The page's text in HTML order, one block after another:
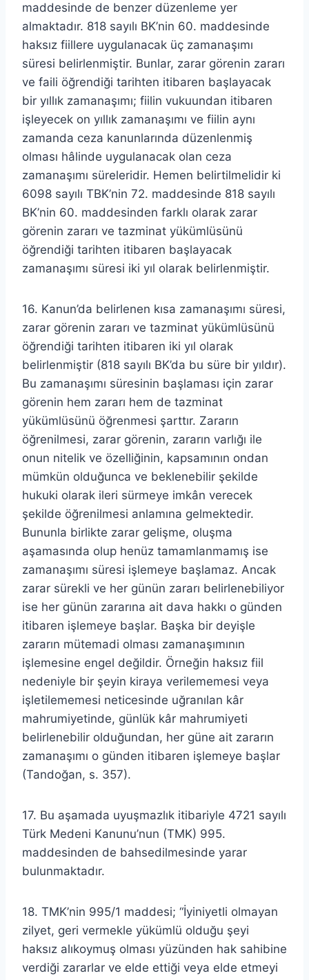
maddesinde de benzer düzenleme yer
almaktadır. 818 sayılı BK’nin 60. maddesinde
haksız fiillere uygulanacak üç zamanaşımı
süresi belirlenmiştir. Bunlar, zarar görenin zararı
ve faili öğrendiği tarihten itibaren başlayacak
bir yıllık zamanaşımı; fiilin vukuundan itibaren
işleyecek on yıllık zamanaşımı ve fiilin aynı
zamanda ceza kanunlarında düzenlenmiş
olması hâlinde uygulanacak olan ceza
zamanaşımı süreleridir. Hemen belirtilmelidir ki
6098 sayılı TBK’nin 72. maddesinde 818 sayılı
BK’nin 60. maddesinden farklı olarak zarar
görenin zararı ve tazminat yükümlüsünü
öğrendiği tarihten itibaren başlayacak
zamanaşımı süresi iki yıl olarak belirlenmiştir.
16. Kanun’da belirlenen kısa zamanaşımı süresi,
zarar görenin zararı ve tazminat yükümlüsünü
öğrendiği tarihten itibaren iki yıl olarak
belirlenmiştir (818 sayılı BK’da bu süre bir yıldır).
Bu zamanaşımı süresinin başlaması için zarar
görenin hem zararı hem de tazminat
yükümlüsünü öğrenmesi şarttır. Zararın
öğrenilmesi, zarar görenin, zararın varlığı ile
onun nitelik ve özelliğinin, kapsamının ondan
mümkün olduğunca ve beklenebilir şekilde
hukuki olarak ileri sürmeye imkân verecek
şekilde öğrenilmesi anlamına gelmektedir.
Bununla birlikte zarar gelişme, oluşma
aşamasında olup henüz tamamlanmamış ise
zamanaşımı süresi işlemeye başlamaz. Ancak
zarar sürekli ve her günün zararı belirlenebiliyor
ise her günün zararına ait dava hakkı o günden
itibaren işlemeye başlar. Başka bir deyişle
zararın mütemadi olması zamanaşımının
işlemesine engel değildir. Örneğin haksız fiil
nedeniyle bir şeyin kiraya verilememesi veya
işletilememesi neticesinde uğranılan kâr
mahrumiyetinde, günlük kâr mahrumiyeti
belirlenebilir olduğundan, her güne ait zararın
zamanaşımı o günden itibaren işlemeye başlar
(Tandoğan, s. 357).
17. Bu aşamada uyuşmazlık itibariyle 4721 sayılı
Türk Medeni Kanunu’nun (TMK) 995.
maddesinden de bahsedilmesinde yarar
bulunmaktadır.
18. TMK’nin 995/1 maddesi; “İyiniyetli olmayan
zilyet, geri vermekle yükümlü olduğu şeyi
haksız alıkoymuş olması yüzünden hak sahibine
verdiği zararlar ve elde ettiği veya elde etmeyi